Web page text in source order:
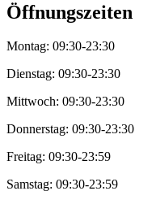
Öffnungszeiten
Montag: 09:30-23:30
Dienstag: 09:30-23:30
Mittwoch: 09:30-23:30
Donnerstag: 09:30-23:30
Freitag: 09:30-23:59
Samstag: 09:30-23:59